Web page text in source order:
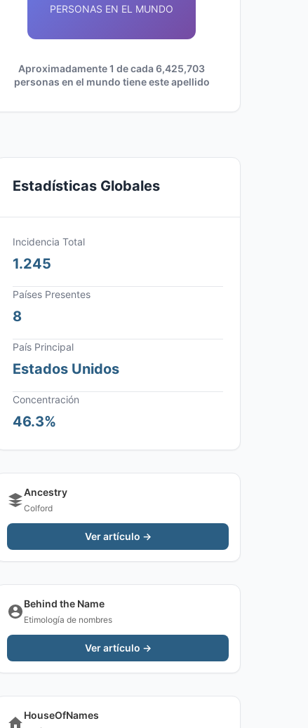
PERSONAS EN EL MUNDO
Aproximadamente 1 de cada 6,425,703
personas en el mundo tiene este apellido
Estadísticas Globales
Incidencia Total
1.245
Países Presentes
8
País Principal
Estados Unidos
Concentración
46.3%
Ancestry
Colford
Ver artículo →
Behind the Name
Etimología de nombres
Ver artículo →
HouseOfNames